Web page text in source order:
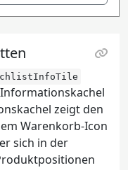
zeigt den
Warenkorb-Icon
sich in der